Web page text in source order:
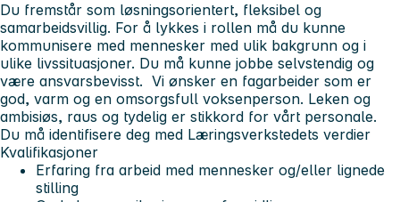
Du fremstår som løsningsorientert, fleksibel og
samarbeidsvillig. For å lykkes i rollen må du kunne
kommunisere med mennesker med ulik bakgrunn og i
ulike livssituasjoner. Du må kunne jobbe selvstendig og
være ansvarsbevisst. Vi ønsker en fagarbeider som er
god, varm og en omsorgsfull voksenperson. Leken og
ambisiøs, raus og tydelig er stikkord for vårt personale.
Du må identifisere deg med Læringsverkstedets verdier
Kvalifikasjoner
Erfaring fra arbeid med mennesker og/eller lignede
stilling